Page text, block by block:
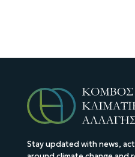
Stay updated with news,